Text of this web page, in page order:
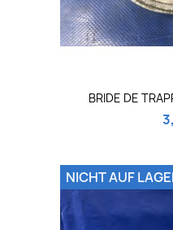
BRIDE DE
NICHT AUF